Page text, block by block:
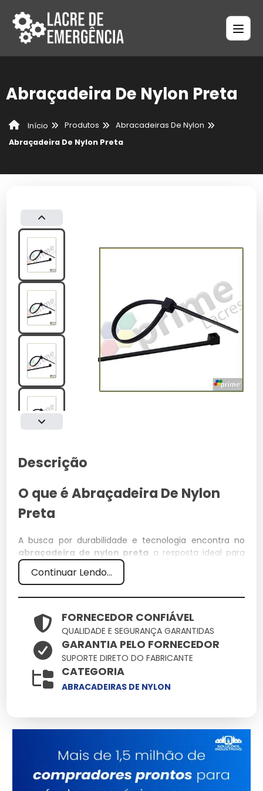
Abraçadeira De Nylon Preta
Início Produtos
Abracadeiras De Nylon
Abraçadeira De Nylon Preta
Descrição
O que é Abraçadeira De Nylon
Preta
A busca por durabilidade e tecnologia encontra no
abraçadeira de nylon preta a resposta ideal para
demandas rigorosas. Aqui você encontra o suporte
técnico necessário para que o uso de abraçadeira de
redução de custos operacionais.
Especificações Técnicas
Atributo
Detalhes
Base Técnica
para uso contínuo
Certificação
rigorosos testes de
qualidade
Aplicação
Design versátil para
múltiplos cenários
Suporte
Consultoria
Continuar Lendo...
FORNECEDOR CONFIÁVEL
QUALIDADE E SEGURANÇA GARANTIDAS
GARANTIA PELO FORNECEDOR
SUPORTE DIRETO DO FABRICANTE
CATEGORIA
ABRACADEIRAS DE NYLON